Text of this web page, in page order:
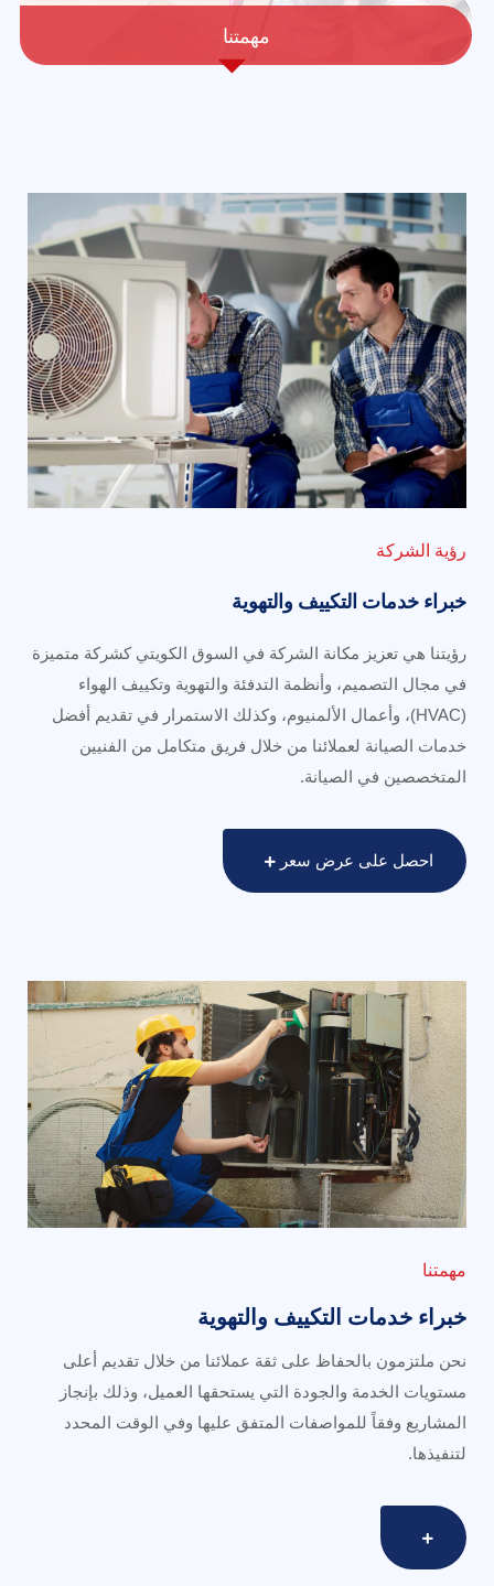
مهمتنا
رؤية الشركة
خبراء خدمات التكييف والتهوية
رؤيتنا هي تعزيز مكانة الشركة في السوق الكويتي كشركة متميزة
في مجال التصميم، وأنظمة التدفئة والتهوية وتكييف الهواء
(HVAC)، وأعمال الألمنيوم، وكذلك الاستمرار في تقديم أفضل
خدمات الصيانة لعملائنا من خلال فريق متكامل من الفنيين
المتخصصين في الصيانة.
احصل على عرض سعر
مهمتنا
خبراء خدمات التكييف والتهوية
نحن ملتزمون بالحفاظ على ثقة عملائنا من خلال تقديم أعلى
مستويات الخدمة والجودة التي يستحقها العميل، وذلك بإنجاز
المشاريع وفقاً للمواصفات المتفق عليها وفي الوقت المحدد
لتنفيذها.